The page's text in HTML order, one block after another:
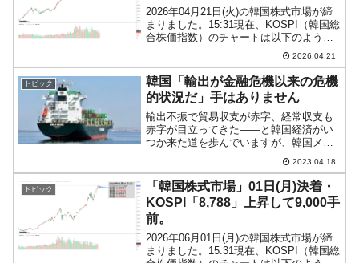
2026年04月21日(火)の韓国株式市場が締
まりました。15:31現在、KOSPI（韓国総
合株価指数）のチャートは以下のように
『Investing.com』より引用）。陽線が伸
びました。KOSPIは「6,388」ま...
2026.04.21
トピック
韓国「輸出が金融危機以来の危機
的状況だ」手はありません
輸出不振で貿易収支が赤字、経常収支も
赤字が目立ってきた――と韓国経済がい
つか来た道を歩んでいますが、韓国メデ
ィアの記事もだんだんヒステリックにな
ってきました。こういうのも韓国メディ
ア十八番おはこの「嘆き節」の一種とい
えるかもしれません。『毎...
2023.04.18
トピック
「韓国株式市場」01日(月)決着・
KOSPI「8,788」上昇して9,000手
前。
2026年06月01日(月)の韓国株式市場が締
まりました。15:31現在、KOSPI（韓国総